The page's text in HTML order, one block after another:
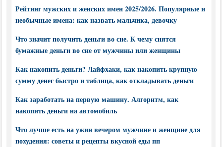
Рейтинг мужских и женских имен 2025/2026. Популярные и
необычные имена: как назвать мальчика, девочку
Что значит получить деньги во сне. К чему снятся
бумажные деньги во сне от мужчины или женщины
Как накопить деньги? Лайфхаки, как накопить крупную
сумму денег быстро и таблица, как откладывать деньги
Как заработать на первую машину. Алгоритм, как
накопить деньги на автомобиль
Что лучше есть на ужин вечером мужчине и женщине для
похудения: советы и рецепты вкусной еды пп